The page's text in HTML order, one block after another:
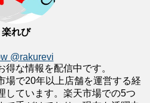
楽れび
@rakurevi
な情報を配信中です。
場で20年以上店舗を運営する経
しています。楽天市場での5つ